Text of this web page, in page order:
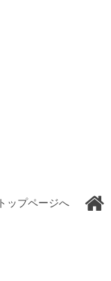
トップページへ